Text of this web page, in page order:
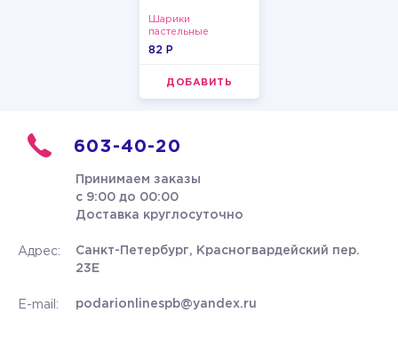
Шарики
пастельные
82 P
ДОБАВИТЬ
603-40-20
Принимаем заказы
с 9:00 до 00:00
Доставка круглосуточно
Адрес:
Санкт-Петербург, Красногвардейский пер.
23Е
E-mail: podarionlinespb@yandex.ru